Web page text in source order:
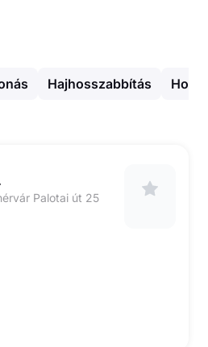
Hajhosszabbítás
Palotai út 25